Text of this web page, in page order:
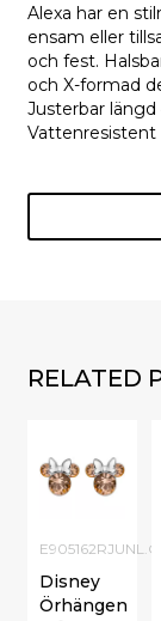
Alexa har en
ensam eller
och fest.
och X-formad
Justerbar
Vattenresistent
RELATED
Disney
Örhängen